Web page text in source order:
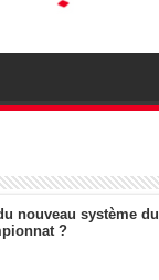
nouveau système du
?